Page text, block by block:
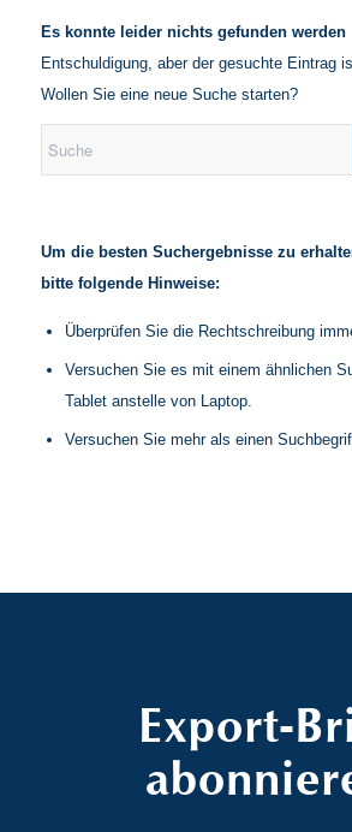
Es konnte leider nichts gefunden werden
Entschuldigung, aber der gesuchte Eintrag
Wollen Sie eine neue Suche starten?
Um die besten Suchergebnisse zu
bitte folgende Hinweise:
Überprüfen Sie die Rechtschreibung
Versuchen Sie es mit einem ähnlichen
Tablet anstelle von Laptop.
Versuchen Sie mehr als einen
Export-